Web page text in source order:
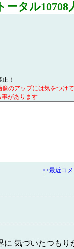
タル10708
！
のアップには気をつけ
があります
>>最近コ
気づいたつもり